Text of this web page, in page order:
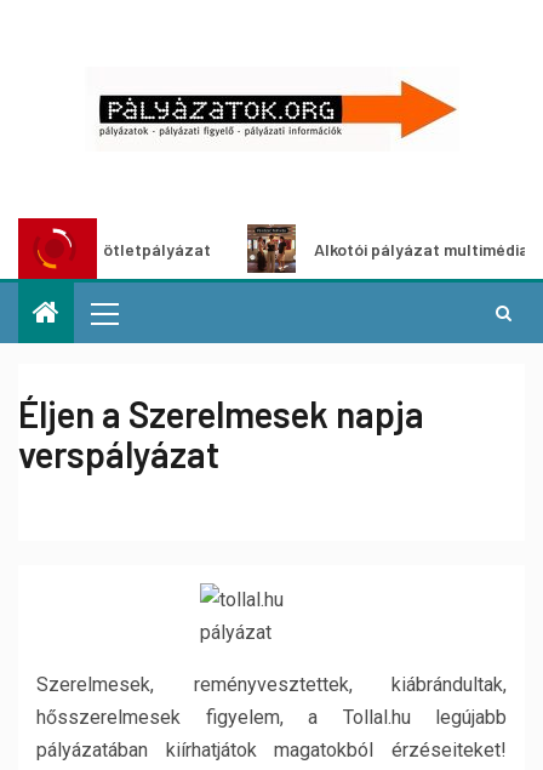
ötletpályázat Alkotói pályázat multimédia-
Éljen a Szerelmesek napja
verspályázat
Szerelmesek, reményvesztettek, kiábrándultak,
hősszerelmesek figyelem, a Tollal.hu legújabb
pályázatában kiírhatjátok magatokból érzéseiteket!